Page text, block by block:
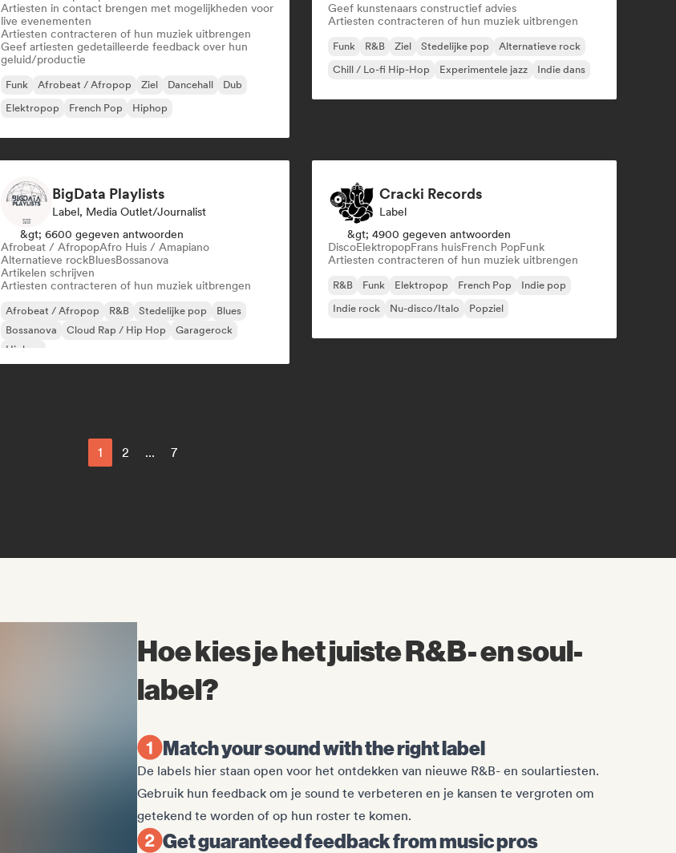
Artiesten in contact brengen met mogelijkheden voor
live evenementen
Artiesten contracteren of hun muziek uitbrengen
Geef artiesten gedetailleerde feedback over hun
geluid/productie
Funk Afrobeat / Afropop Ziel Dancehall
Dub
Elektropop
French Pop Hiphop
Geef kunstenaars constructief advies
Artiesten contracteren of hun muziek uitbrengen
Funk R&B Ziel Stedelijke pop
Alternatieve rock
Chill / Lo-fi Hip-Hop
Experimentele jazz Indie dans
BigData Playlists
Label, Media Outlet/Journalist
&gt; 6600 gegeven antwoorden
Afrobeat / AfropopAfro Huis / Amapiano
Alternatieve rockBluesBossanova
Artikelen schrijven
Artiesten contracteren of hun muziek uitbrengen
Afrobeat / Afropop R&B Stedelijke pop
Blues
Bossanova
Cloud Rap / Hip Hop
Garagerock
Hiphop
Cracki Records
Label
&gt; 4900 gegeven antwoorden
DiscoElektropopFrans huisFrench PopFunk
Artiesten contracteren of hun muziek uitbrengen
R&B Funk Elektropop French Pop
Indie pop
Indie rock
Nu-disco/Italo Popziel
1 2 ... 7
Hoe kies je het juiste R&B- en soul-
label?
Match your sound with the right label
De labels hier staan open voor het ontdekken van nieuwe R&B- en soulartiesten.
Gebruik hun feedback om je sound te verbeteren en je kansen te vergroten om
getekend te worden of op hun roster te komen.
Get guaranteed feedback from music pros